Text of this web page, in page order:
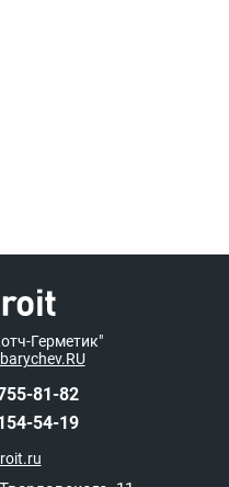
Герметик"
barychev.RU
81-82
54-19